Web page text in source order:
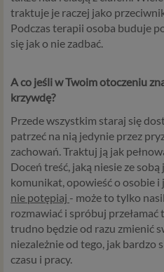
traktuje je raczej jako
Podczas terapii osoba buduje
się jak o nie zadbać.
A co jeśli w Twoim otoczeniu
krzywdę?
Przede wszystkim staraj się
patrzeć na nią jedynie przez
zachowań. Traktuj ją jak
Doceń treść, jaką niesie ze
komunikat, opowieść o osobie i
nie potępiaj - może to tylko
rozmawiać i spróbuj przełamać
trudno będzie od razu zmienić
niezależnie od tego, jak bardzo
czasu i pracy.
Niezbędność
wykonania umowy,
w naszym przypadku,
Jeśli zatem zawieramy z
danej usługi, to
przypadku, gdy
dostarczenie tego
przetwarzania danych
zapewnienia (np.
profilu tego konta). Bez
w stanie zapewnić Ci
korzystać.
Niezbędność
z prawnie
przez administratora lub